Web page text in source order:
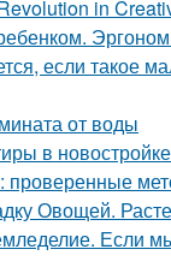
in
если такое
от воды
в
проверенные
Овощей.
Если